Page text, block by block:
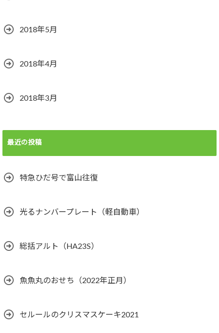
2018年5月
2018年4月
2018年3月
最近の投稿
特急ひだ号で富山往復
光るナンバープレート（軽自動車）
総括アルト（HA23S）
魚魚丸のおせち（2022年正月）
セルールのクリスマスケーキ2021